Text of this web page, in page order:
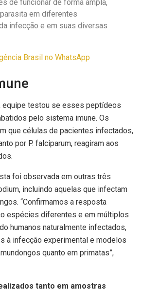
de funcionar de forma ampla,
em diferentes
infecção e em suas diversas
Brasil no WhatsApp
equipe testou se esses peptídeos
pelo sistema imune. Os
que células de pacientes infectados,
por P. falciparum, reagiram aos
foi observada em outras três
incluindo aquelas que infectam
“Confirmamos a resposta
espécies diferentes e em múltiplos
humanos naturalmente infectados,
à infecção experimental e modelos
quanto em primatas”,
tanto em amostras